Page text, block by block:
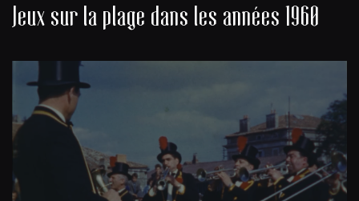
Jeux sur la plage dans les années 1960